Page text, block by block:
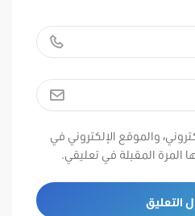
والموقع الإلكتروني في
المرة المقبلة في تعليقي.